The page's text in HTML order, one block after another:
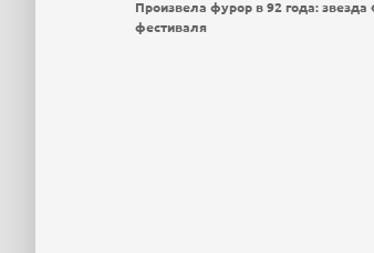
Произвела фурор в 92 года:
фестиваля